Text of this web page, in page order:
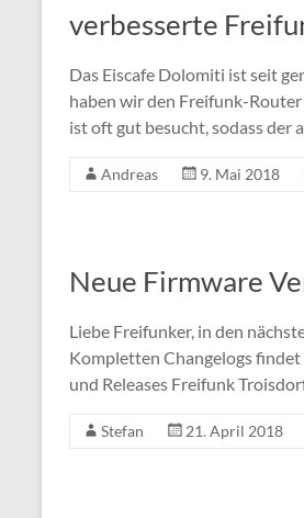
verbesserte
Das Eiscafe Dolomiti ist seit
haben wir den Freifunk-
ist oft gut besucht, sodass der
Andreas 9. Mai 2018
Neue Firmware
Liebe Freifunker, in den
Kompletten Changelogs
und Releases Freifunk
Stefan 21. April 2018